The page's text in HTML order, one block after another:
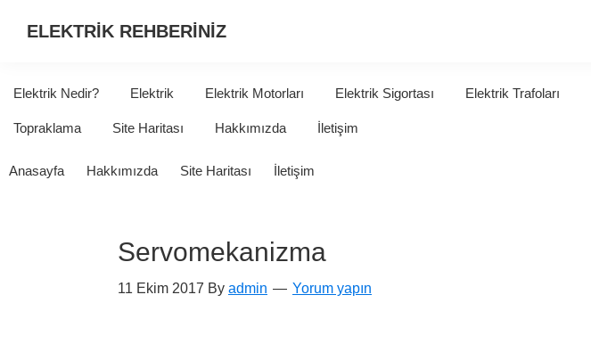
ELEKTRİK REHBERİNİZ
HER
Elektrik Nedir? Elektrik Elektrik Motorları Elektrik Sigortası Elektrik Trafoları
Topraklama Site Haritası Hakkımızda İletişim
Anasayfa Hakkımızda Site Haritası İletişim
Servomekanizma
11 Ekim 2017 By admin Yorum yapın